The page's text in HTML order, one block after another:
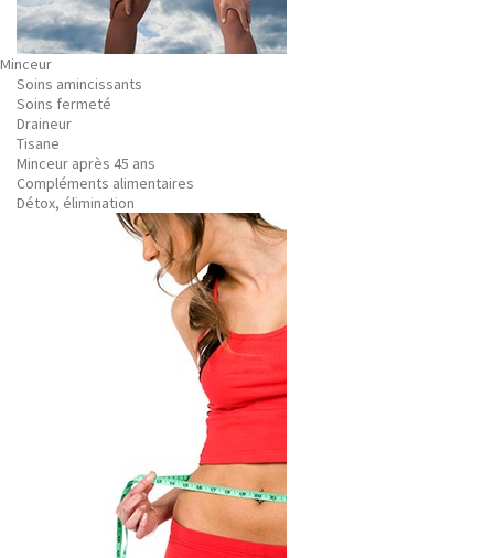
Minceur
Soins amincissants
Soins fermeté
Draineur
Tisane
Minceur après 45 ans
Compléments alimentaires
Détox, élimination